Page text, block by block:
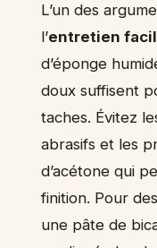
L’un des
l’entretien
d’éponge
doux suffisent
taches. Évitez
abrasifs et les
d’acétone qui
finition. Pour
une pâte de